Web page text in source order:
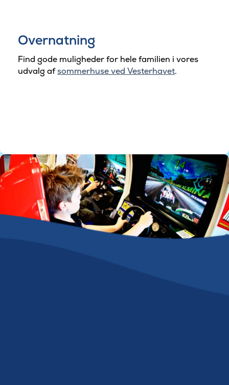
Overnatning
Find gode muligheder for hele familien i vores
udvalg afsommerhuse ved Vesterhavet.